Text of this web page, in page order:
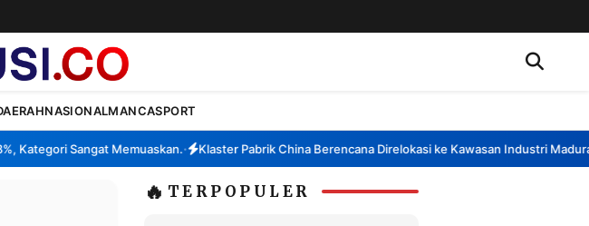
NASIONALMANCASPORT
Sangat Memuaskan.• Klaster Pabrik China Berencana Direlokasi ke Kawasan Industri Madura,
🔥 TERPOPULER